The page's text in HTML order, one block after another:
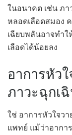
ในอนาคต เช่น ภา
หลอดเลือดสมอง
เฉียบพลันอาจทำ
เลือดได้น้อยลง
อาการหัว
ภาวะฉุกเ
ใช่ อาการหัวใจว
แพทย์ แม้ว่าอากา